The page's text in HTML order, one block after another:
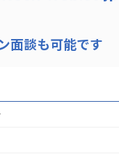
面談も可能です